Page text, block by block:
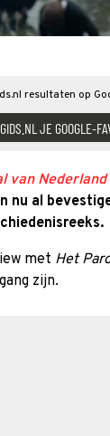
resultaten op
JE GOOGLE-
van Nederland
nu al
met Het
zijn.